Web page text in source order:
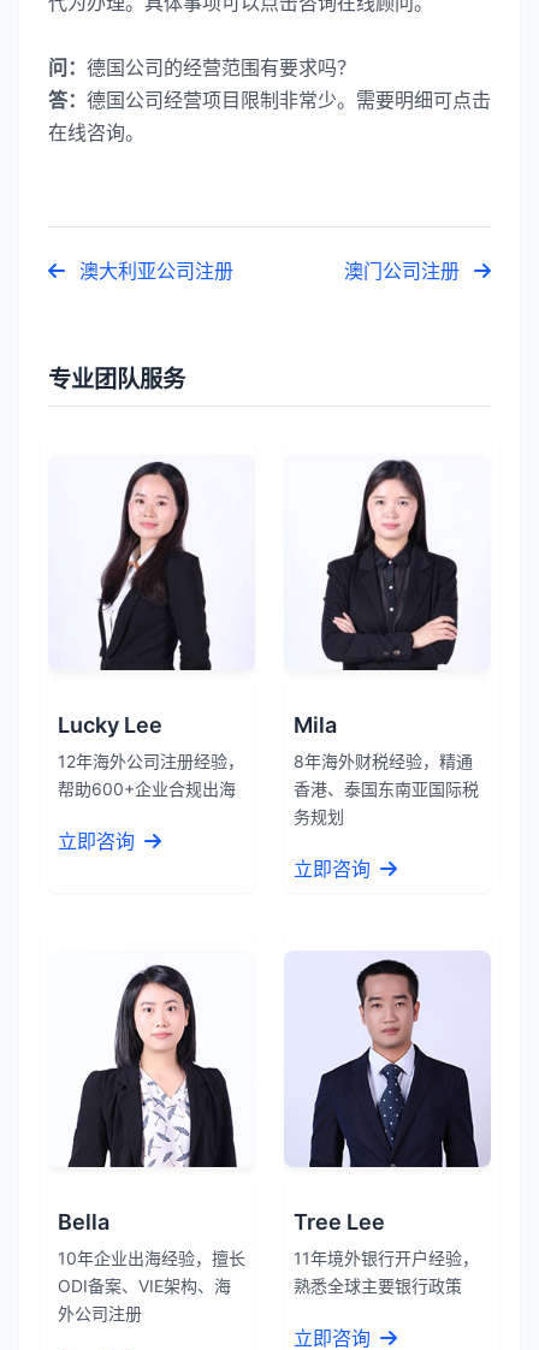
问： 德国公司的经营范围有要求吗？
答： 德国公司经营项目限制非常少。需要明细可点击
在线咨询。
澳大利亚公司注册 澳门公司注册
专业团队服务
Lucky Lee
12年海外公司注册经验，
帮助600+企业合规出海
立即咨询
Mila
8年海外财税经验，精通
香港、泰国东南亚国际税
务规划
立即咨询
Bella
10年企业出海经验，擅长
ODI备案、VIE架构、海
外公司注册
Tree Lee
11年境外银行开户经验，
熟悉全球主要银行政策
立即咨询